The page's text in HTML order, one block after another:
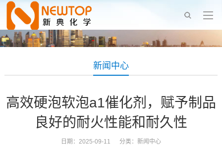
新闻中心
高效硬泡软泡a1催化剂，赋予制品
良好的耐火性能和耐久性
日期：2025-09-11 分类： 新闻中心